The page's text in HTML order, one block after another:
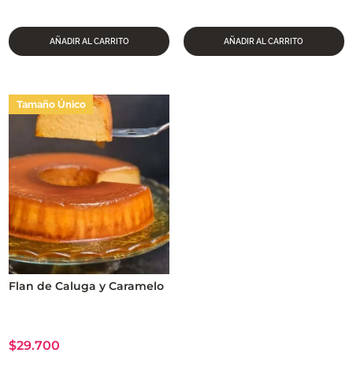
AÑADIR AL CARRITO AÑADIR AL CARRITO
Tamaño Único
Flan de Caluga y Caramelo
$29.700